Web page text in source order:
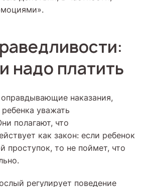
надо платить
наказания,
уважать
полагают, что
как закон: если ребенок
проступок, то не поймет, что
регулирует поведение